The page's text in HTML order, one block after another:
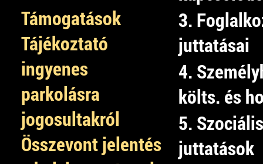
Támogatások
Tájékoztató
ingyenes
parkolásra
jogosultakról
Összevont jelentés
3.
juttatásai
4.
költs. és
5.
juttatások